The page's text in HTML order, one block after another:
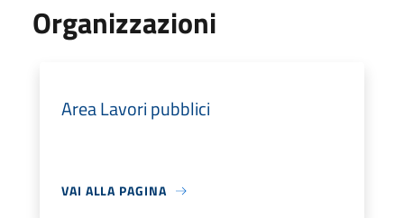
Organizzazioni
Area Lavori pubblici
VAI ALLA PAGINA